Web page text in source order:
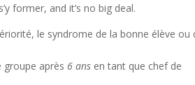
former, and it’s no big deal.
le syndrome de la bonne élève ou
groupe après 6 ans en tant que chef de